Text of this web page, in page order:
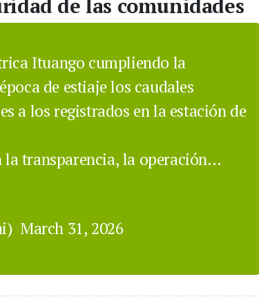
de las comunidades
Ituango cumpliendo la
de estiaje los caudales
a los registrados en la estación de
transparencia, la operación…
March 31, 2026